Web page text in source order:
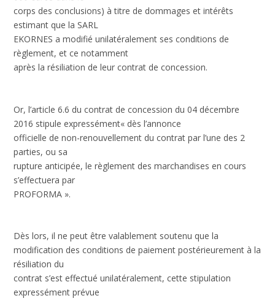
corps des conclusions) à titre de dommages et intérêts
estimant que la SARL
EKORNES a modifié unilatéralement ses conditions de
règlement, et ce notamment
après la résiliation de leur contrat de concession.
Or, l’article 6.6 du contrat de concession du 04 décembre
2016 stipule expressément« dès l’annonce
officielle de non-renouvellement du contrat par l’une des 2
parties, ou sa
rupture anticipée, le règlement des marchandises en cours
s’effectuera par
PROFORMA ».
Dès lors, il ne peut être valablement soutenu que la
modification des conditions de paiement postérieurement à la
résiliation du
contrat s’est effectué unilatéralement, cette stipulation
expressément prévue